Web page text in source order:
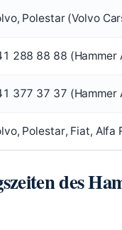
Polestar (Volvo
288 88 88 (Hammer
377 37 37 (Hammer
Polestar, Fiat, Alfa
des